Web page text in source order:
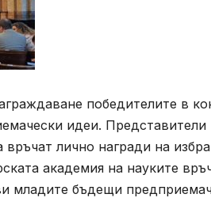
победителите в
идеи.
лично награди на
академия на науките
младите бъдещи